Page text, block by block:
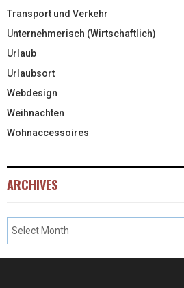
Transport und Verkehr
Unternehmerisch (Wirtschaftlich)
Urlaub
Urlaubsort
Webdesign
Weihnachten
Wohnaccessoires
ARCHIVES